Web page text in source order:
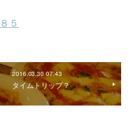
2016.03.30 07:43
タイムトリップ？